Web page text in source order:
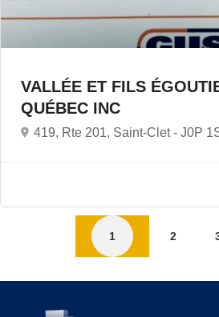
VALLÉE ET FILS
QUÉBEC INC
419, Rte 201, Saint-Clet - J0P
1 2